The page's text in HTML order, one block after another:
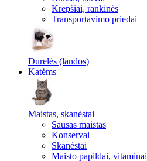
Krepšiai, rankinės
Transportavimo priedai
Durelės (landos)
Katėms
Maistas, skanėstai
Sausas maistas
Konservai
Skanėstai
Maisto papildai, vitaminai